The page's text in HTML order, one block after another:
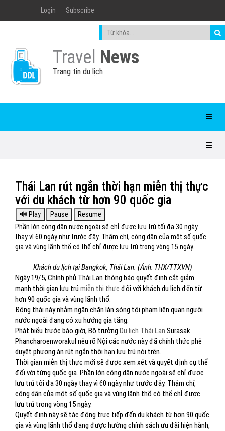
Login Subscribe
Travel News
Trang tin du lịch
Thái Lan rút ngắn thời hạn miễn thị thực
với du khách từ hơn 90 quốc gia
Phần lớn công dân nước ngoài sẽ chỉ được lưu trú tối đa 30 ngày
thay vì 60 ngày như trước đây. Thậm chí, công dân của một số quốc
gia và vùng lãnh thổ có thể chỉ được lưu trú trong vòng 15 ngày.
Khách du lịch tại Bangkok, Thái Lan. (Ảnh: THX/TTXVN)
Ngày 19/5, Chính phủ Thái Lan thông báo quyết định cắt giảm
mạnh thời gian lưu trú miễn thị thực đối với khách du lịch đến từ
hơn 90 quốc gia và vùng lãnh thổ.
Động thái này nhằm ngăn chặn làn sóng tội phạm liên quan người
nước ngoài đang có xu hướng gia tăng.
Phát biểu trước báo giới, Bộ trưởng Du lịch Thái Lan Surasak
Phancharoenworakul nêu rõ Nội các nước này đã chính thức phê
duyệt phương án rút ngắn thời hạn lưu trú nói trên.
Thời gian miễn thị thực mới sẽ được xem xét và quyết định cụ thể
đối với từng quốc gia. Phần lớn công dân nước ngoài sẽ chỉ được
lưu trú tối đa 30 ngày thay vì 60 ngày như trước đây. Thậm chí,
công dân của một số quốc gia và vùng lãnh thổ có thể chỉ được
lưu trú trong vòng 15 ngày.
Quyết định này sẽ tác động trực tiếp đến du khách từ hơn 90 quốc
gia và vùng lãnh thổ đang được hưởng chính sách ưu đãi hiện hành,